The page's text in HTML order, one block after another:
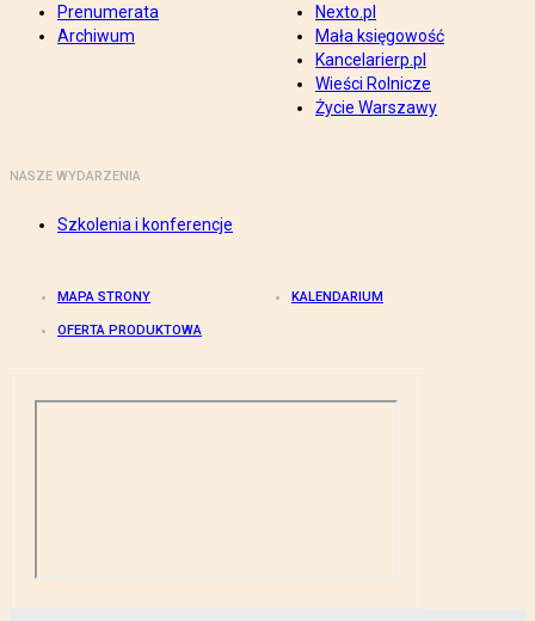
Prenumerata
Archiwum
Nexto.pl
Mała księgowość
Kancelarierp.pl
Wieści Rolnicze
Życie Warszawy
NASZE WYDARZENIA
Szkolenia i konferencje
MAPA STRONY KALENDARIUM
OFERTA PRODUKTOWA